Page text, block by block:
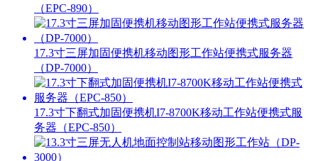
（EPC-890）
17.3寸三屏加固便携机移动图形工作站便携式服务器
（DP-7000）
17.3寸下翻式加固便携机I7-8700K移动工作站便携式服
务器（EPC-850）